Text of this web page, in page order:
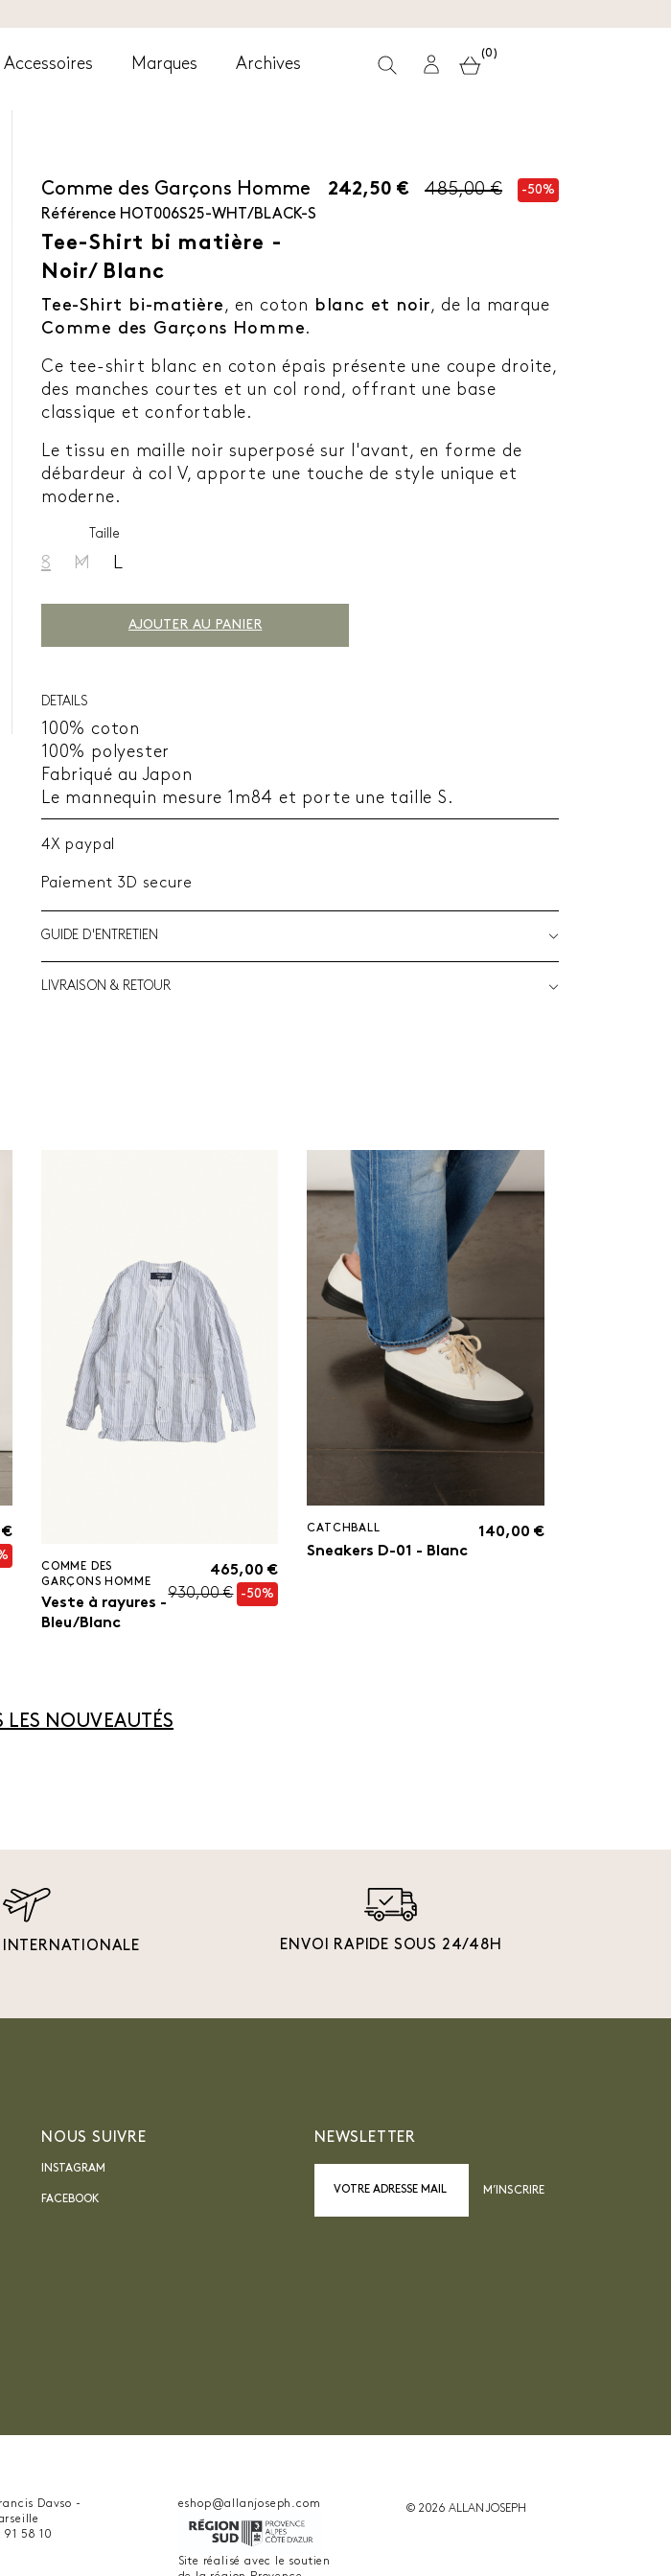
Accessoires Marques Archives
(0)
Comme des Garçons Homme
Référence HOT006S25-WHT/BLACK-S
Tee-Shirt bi matière -
Noir/ Blanc
242,50 € 485,00 € -50%
Tee-Shirt bi-matière, en coton blanc et noir, de la marque
Comme des Garçons Homme.
Ce tee-shirt blanc en coton épais présente une coupe droite,
des manches courtes et un col rond, offrant une base
classique et confortable.
Le tissu en maille noir superposé sur l'avant, en forme de
débardeur à col V, apporte une touche de style unique et
moderne.
Taille
S M L
AJOUTER AU PANIER
DETAILS
100% coton
100% polyester
Fabriqué au Japon
Le mannequin mesure 1m84 et porte une taille S.
4X paypal
Paiement 3D secure
GUIDE D'ENTRETIEN
LIVRAISON & RETOUR
€
COMME DES
GARÇONS HOMME
Veste à rayures -
Bleu/Blanc
465,00 €
930,00 € -50%
CATCHBALL
Sneakers D-01 - Blanc
140,00 €
LES NOUVEAUTÉS
ENVOI RAPIDE SOUS 24/48H
NOUS SUIVRE
INSTAGRAM
FACEBOOK
NEWSLETTER
M’INSCRIRE
Davso -
91 58 10
eshop@allanjoseph.com
Site réalisé avec le soutien
© 2026 ALLAN JOSEPH